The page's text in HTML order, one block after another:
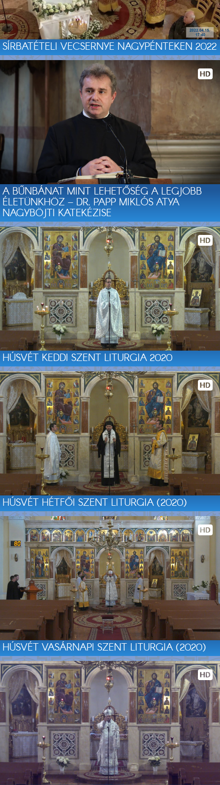
SÍRBATÉTELI VECSERNYE NAGYPÉNTEKEN 2022
A BŰNBÁNAT MINT LEHETŐSÉG A LEGJOBB
ÉLETÜNKHÖZ – DR. PAPP MIKLÓS ATYA
NAGYBÖJTI KATEKÉZISE
HÚSVÉT KEDDI SZENT LITURGIA 2020
HÚSVÉT HÉTFŐI SZENT LITURGIA (2020)
HÚSVÉT VASÁRNAPI SZENT LITURGIA (2020)